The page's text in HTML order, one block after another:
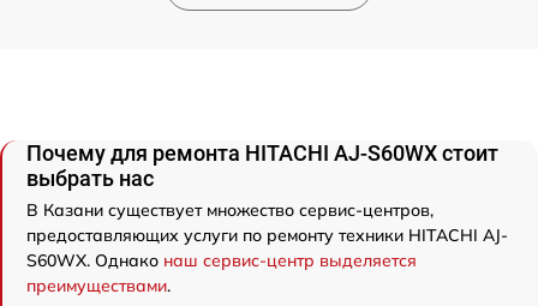
Почему для ремонта HITACHI AJ-S60WX стоит
выбрать нас
В Казани существует множество сервис-центров,
предоставляющих услуги по ремонту техники HITACHI AJ-
S60WX. Однако наш сервис-центр выделяется
преимуществами.